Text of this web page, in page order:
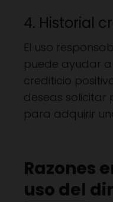
4. Historial
El uso
puede ayudar
crediticio
deseas solicitar
para adquirir
Razones
uso del